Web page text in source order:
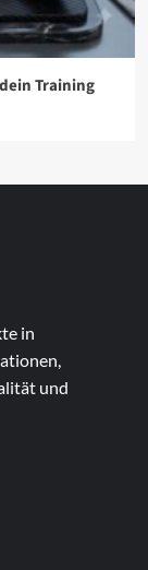
Training
in
und